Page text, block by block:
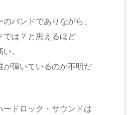
バンドでありながら、
では？と思えるほど
。
が弾いているのか不明だ
ドロック・サウンドは